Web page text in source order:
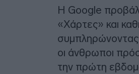
H Google
«Χάρτες» και
οι άνθρωποι
την πρώτη